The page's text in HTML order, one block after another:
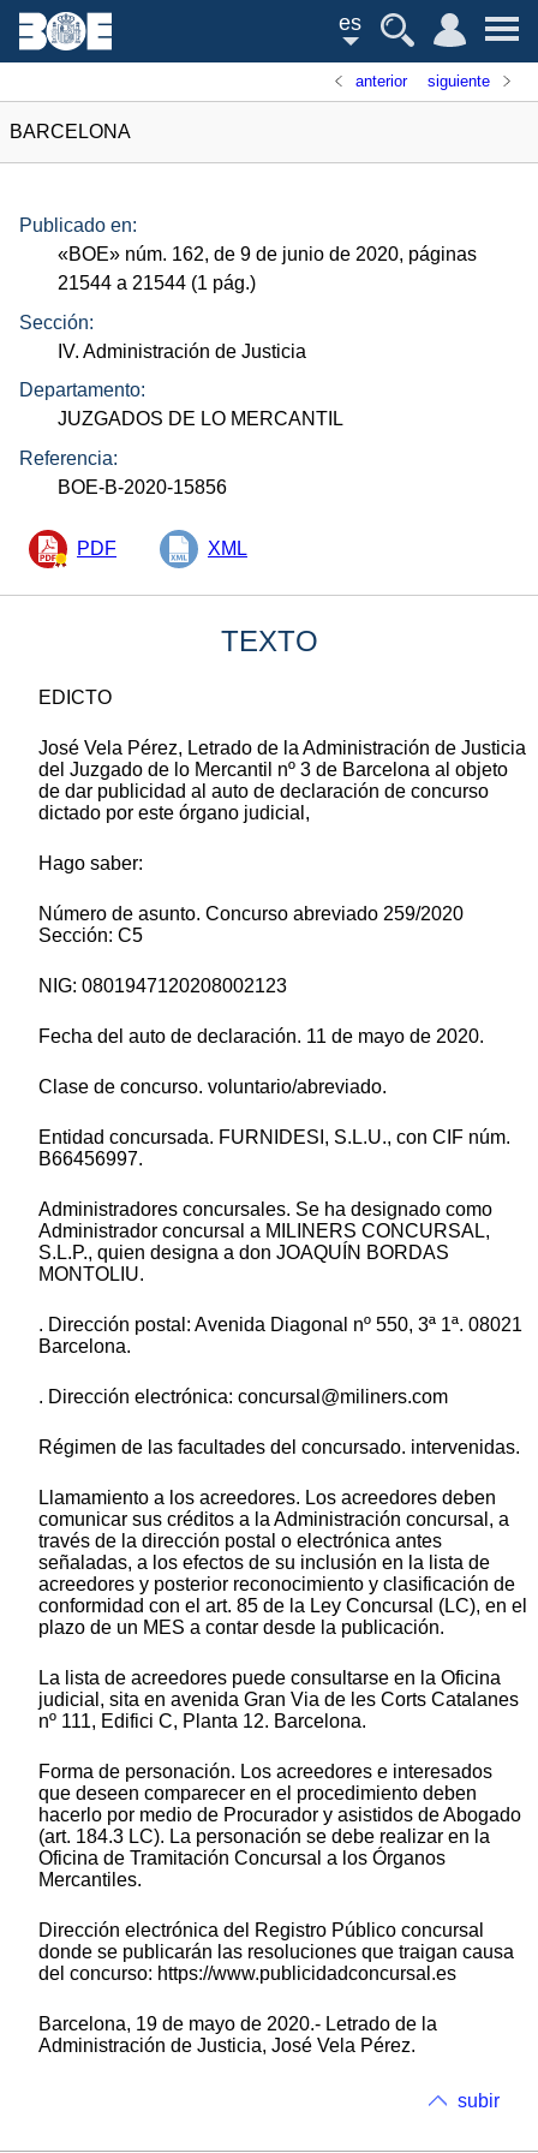
es
anterior siguiente
BARCELONA
Publicado en:
«BOE» núm. 162, de 9 de junio de 2020, páginas
21544 a 21544 (1 pág.)
Sección:
IV. Administración de Justicia
Departamento:
JUZGADOS DE LO MERCANTIL
Referencia:
BOE-B-2020-15856
PDF XML
TEXTO
EDICTO
José Vela Pérez, Letrado de la Administración de Justicia
del Juzgado de lo Mercantil nº 3 de Barcelona al objeto
de dar publicidad al auto de declaración de concurso
dictado por este órgano judicial,
Hago saber:
Número de asunto. Concurso abreviado 259/2020
Sección: C5
NIG: 0801947120208002123
Fecha del auto de declaración. 11 de mayo de 2020.
Clase de concurso. voluntario/abreviado.
Entidad concursada. FURNIDESI, S.L.U., con CIF núm.
B66456997.
Administradores concursales. Se ha designado como
Administrador concursal a MILINERS CONCURSAL,
S.L.P., quien designa a don JOAQUÍN BORDAS
MONTOLIU.
. Dirección postal: Avenida Diagonal nº 550, 3ª 1ª. 08021
Barcelona.
. Dirección electrónica: concursal@miliners.com
Régimen de las facultades del concursado. intervenidas.
Llamamiento a los acreedores. Los acreedores deben
comunicar sus créditos a la Administración concursal, a
través de la dirección postal o electrónica antes
señaladas, a los efectos de su inclusión en la lista de
acreedores y posterior reconocimiento y clasificación de
conformidad con el art. 85 de la Ley Concursal (LC), en el
plazo de un MES a contar desde la publicación.
La lista de acreedores puede consultarse en la Oficina
judicial, sita en avenida Gran Via de les Corts Catalanes
nº 111, Edifici C, Planta 12. Barcelona.
Forma de personación. Los acreedores e interesados
que deseen comparecer en el procedimiento deben
hacerlo por medio de Procurador y asistidos de Abogado
(art. 184.3 LC). La personación se debe realizar en la
Oficina de Tramitación Concursal a los Órganos
Mercantiles.
Dirección electrónica del Registro Público concursal
donde se publicarán las resoluciones que traigan causa
del concurso: https://www.publicidadconcursal.es
Barcelona, 19 de mayo de 2020.- Letrado de la
Administración de Justicia, José Vela Pérez.
subir